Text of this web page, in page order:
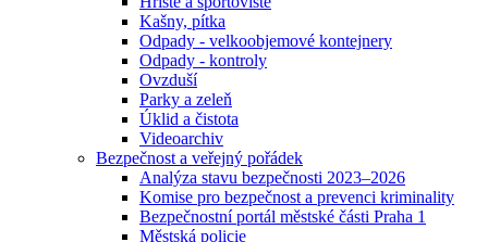
Kašny, pítka
Odpady - velkoobjemové kontejnery
Odpady - kontroly
Ovzduší
Parky a zeleň
Úklid a čistota
Videoarchiv
Bezpečnost a veřejný pořádek
Analýza stavu bezpečnosti 2023–2026
Komise pro bezpečnost a prevenci kriminality
Bezpečnostní portál městské části Praha 1
Městská policie